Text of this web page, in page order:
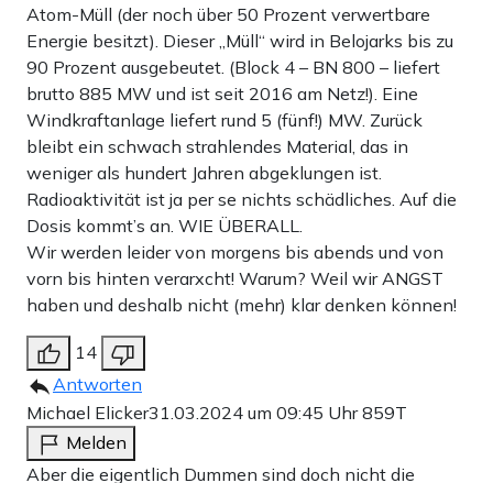
Atom-Müll (der noch über 50 Prozent verwertbare
Energie besitzt). Dieser „Müll“ wird in Belojarks bis zu
90 Prozent ausgebeutet. (Block 4 – BN 800 – liefert
brutto 885 MW und ist seit 2016 am Netz!). Eine
Windkraftanlage liefert rund 5 (fünf!) MW. Zurück
bleibt ein schwach strahlendes Material, das in
weniger als hundert Jahren abgeklungen ist.
Radioaktivität ist ja per se nichts schädliches. Auf die
Dosis kommt’s an. WIE ÜBERALL.
Wir werden leider von morgens bis abends und von
vorn bis hinten verarxcht! Warum? Weil wir ANGST
haben und deshalb nicht (mehr) klar denken können!
14
Antworten
Michael Elicker31.03.2024 um 09:45 Uhr859T
Melden
Aber die eigentlich Dummen sind doch nicht die